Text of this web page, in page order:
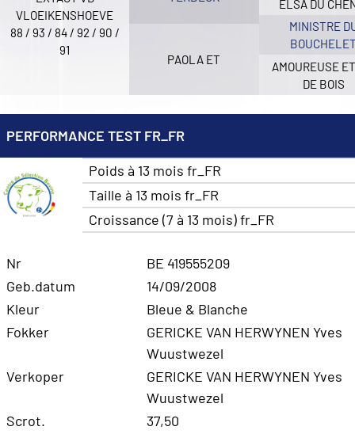
VLOEIKENSHOEVE
88 / 93 / 84 / 92 / 90 /
91
PAOLA ET
ELSA DU
MINISTRE
AMOUREUSE
DE BOIS
PERFORMANCE TEST FR_FR
Poids à 13 mois fr_FR
Taille à 13 mois fr_FR
Croissance (7 à 13 mois) fr_FR
Nr
BE 419555209
Geb.datum
14/09/2008
Kleur
Bleue & Blanche
Fokker
GERICKE VAN HERWYNEN Yves
Wuustwezel
Verkoper
GERICKE VAN HERWYNEN Yves
Wuustwezel
Scrot.
37,50